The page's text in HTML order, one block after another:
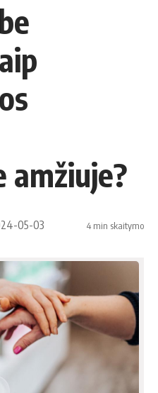
amžiuje?
05-03 4 min skaitymo